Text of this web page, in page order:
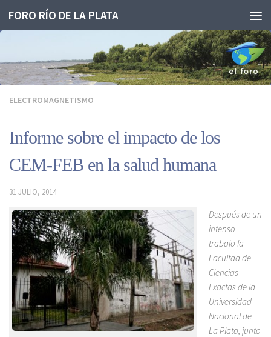
Saltar al contenido
FORO RÍO DE LA PLATA
ELECTROMAGNETISMO
Informe sobre el impacto de los
CEM-FEB en la salud humana
31 JULIO, 2014
Después de un
intenso
trabajo la
Facultad de
Ciencias
Exactas de la
Universidad
Nacional de
La Plata, junto